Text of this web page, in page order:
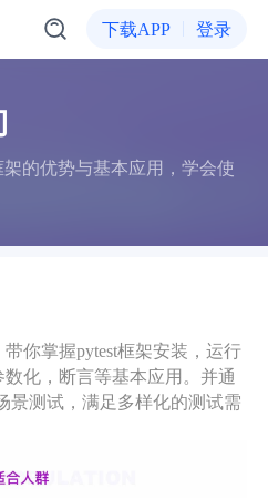
下载APP 登录
的优势与基本应用，学会使
你掌握pytest框架安装，运行
化，断言等基本应用。并通
景测试，满足多样化的测试需